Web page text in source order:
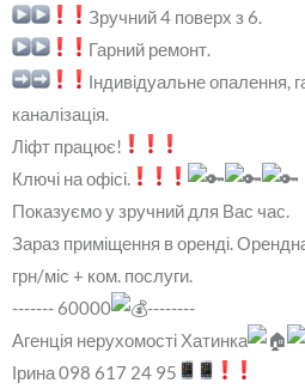
Зручний 4 поверх з 6.
Гарний ремонт.
Індивідуальне опалення,
каналізація.
Ліфт працює!
Ключі на офісі.
Показуємо у зручний для Вас час.
Зараз приміщення в оренді.
грн/міс + ком. послуги.
------- 60000
--------
Агенція нерухомості Хатинка
Ірина 098 617 24 95